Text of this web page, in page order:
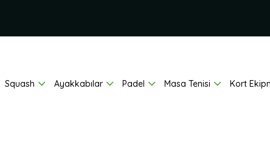
Squash Ayakkabılar Padel Masa Tenisi Kort